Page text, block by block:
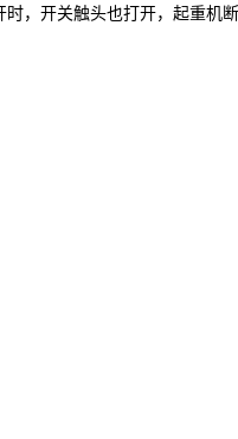
，开关触头也打开，起重机